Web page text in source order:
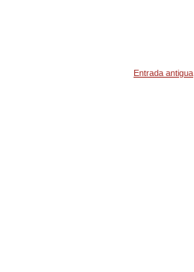
Entrada antigua